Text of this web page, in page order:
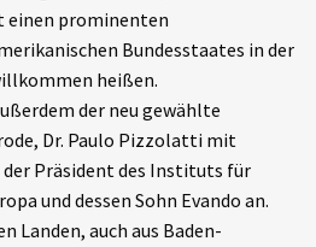
einen prominenten
Bundesstaates in der
heißen.
der neu gewählte
Dr. Paulo Pizzolatti mit
der Präsident des Instituts für
und dessen Sohn Evando an.
Landen, auch aus Baden-